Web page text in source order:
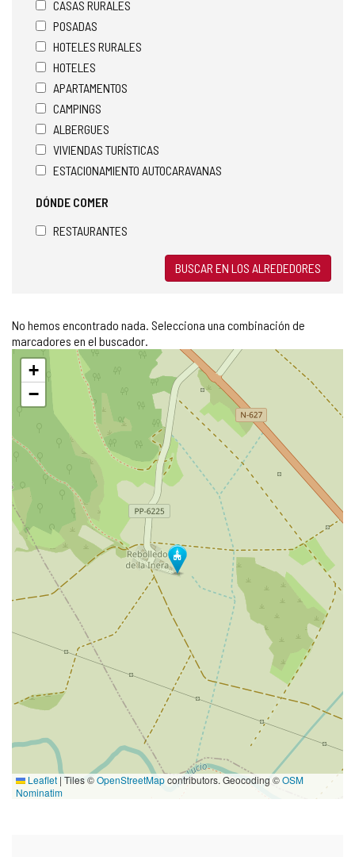
CASAS RURALES
POSADAS
HOTELES RURALES
HOTELES
APARTAMENTOS
CAMPINGS
ALBERGUES
VIVIENDAS TURÍSTICAS
ESTACIONAMIENTO AUTOCARAVANAS
DÓNDE COMER
RESTAURANTES
BUSCAR EN LOS ALREDEDORES
No hemos encontrado nada. Selecciona una combinación de
marcadores en el buscador.
Saltar
mapa
+
−
Leaflet | Tiles ©OpenStreetMapcontributors. Geocoding ©OSM
Nominatim